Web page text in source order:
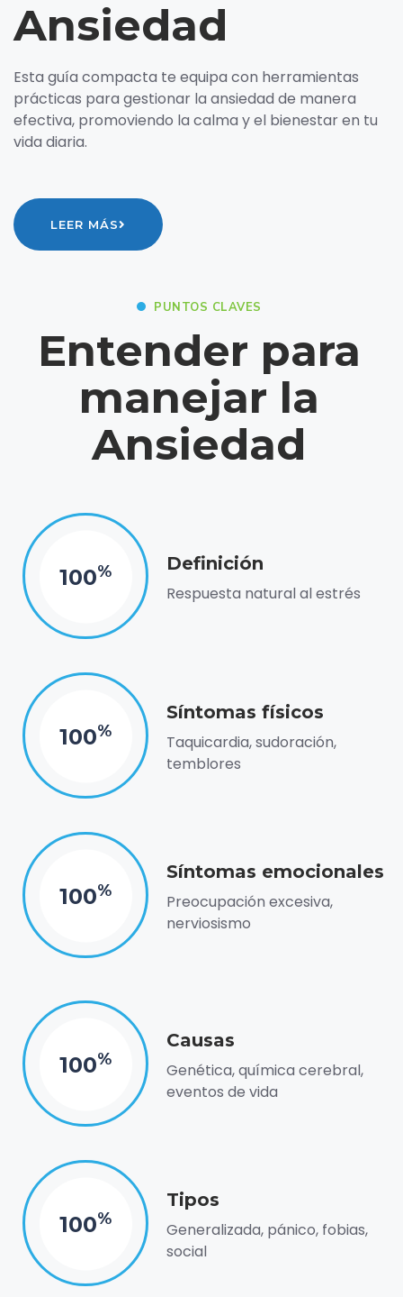
Ansiedad
Esta guía compacta te equipa con herramientas
prácticas para gestionar la ansiedad de manera
efectiva, promoviendo la calma y el bienestar en tu
vida diaria.
LEER MÁS
PUNTOS CLAVES
Entender para
manejar la
Ansiedad
100% Definición
Respuesta natural al estrés
100%
Síntomas físicos
Taquicardia, sudoración,
temblores
100%
Síntomas emocionales
Preocupación excesiva,
nerviosismo
100%
Causas
Genética, química cerebral,
eventos de vida
100%
Tipos
Generalizada, pánico, fobias,
social